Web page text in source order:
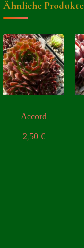
Ähnliche Produkte
Accord
2,50 €